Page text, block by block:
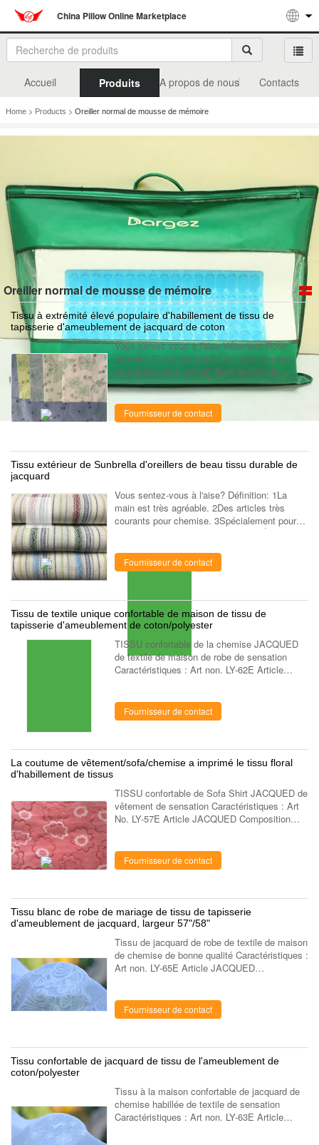
China Pillow Online Marketplace
Accueil Produits A propos de nous Contacts
Home > Products > Oreiller normal de mousse de mémoire
Oreiller normal de mousse de mémoire
Tissu à extrémité élevé populaire d'habillement de tissu de
tapisserie d'ameublement de jacquard de coton
Vous sentez-vous à l'aise Vêtement Robe
chemise Tissu Jacquard Les spécifications:
Le numéro d'art. LY-59E Nom de l'article
JACQUED Composition 100% coton /CVC
/T/C Construction / Largeur 57/58 Le poids /
Les ...
Fournisseur de contact
Tissu extérieur de Sunbrella d'oreillers de beau tissu durable de
jacquard
Vous sentez-vous à l'aise? Définition: 1La
main est très agréable. 2Des articles très
courants pour chemise. 3Spécialement pour
les marques. 4Exportation vers les États-Unis,
Fournisseur de contact
Tissu de textile unique confortable de maison de tissu de
tapisserie d'ameublement de coton/polyester
TISSU confortable de la chemise JACQUED
de textile de maison de robe de sensation
Caractéristiques : Art non. LY-62E Article
...
Fournisseur de contact
La coutume de vêtement/sofa/chemise a imprimé le tissu floral
d'habillement de tissus
TISSU confortable de Sofa Shirt JACQUED de
vêtement de sensation Caractéristiques : Art
No. LY-57E Article JACQUED Composition
Fournisseur de contact
Tissu blanc de robe de mariage de tissu de tapisserie
d'ameublement de jacquard, largeur 57"/58"
Tissu de jacquard de robe de textile de maison
de chemise de bonne qualité Caractéristiques :
Art non. LY-65E Article JACQUED
Fournisseur de contact
Tissu confortable de jacquard de tissu de l'ameublement de
coton/polyester
Tissu à la maison confortable de jacquard de
chemise habillée de textile de sensation
Caractéristiques : Art non. LY-63E Article